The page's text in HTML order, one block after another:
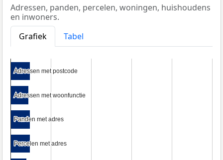
Adressen, panden, percelen, woningen, huishoudens
en inwoners.
Grafiek
Tabel
Adressen met postcode
Adressen met postcode
Adressen met woonfunctie
Adressen met woonfunctie
Panden met adres
Panden met adres
Percelen met adres
Percelen met adres